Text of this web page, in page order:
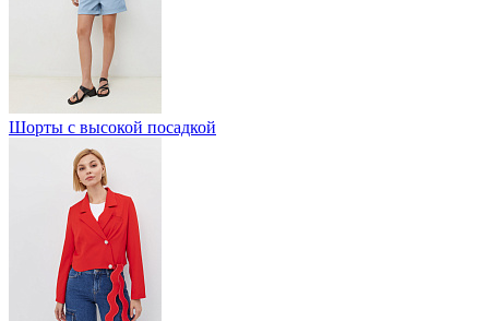
Шорты с высокой посадкой